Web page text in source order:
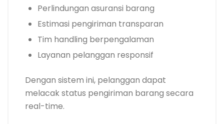
Perlindungan asuransi barang
Estimasi pengiriman transparan
Tim handling berpengalaman
Layanan pelanggan responsif
Dengan sistem ini, pelanggan dapat
melacak status pengiriman barang secara
real-time.